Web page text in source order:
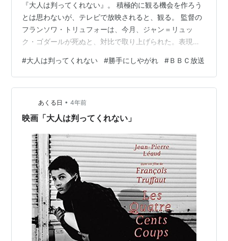
『大人は判ってくれない』。 積極的に観る機会を作ろう
とは思わないが、テレビで放映されると、観る。 監督の
フランソワ・トリュフォーは、今月、ジャン＝リュッ
ク・ゴダールが死ぬと、対比で取り上げられた。表現手
ゴダールの代表作は『勝手にしやがれ』。 これもテレビ
で観た。 どちらもモノクロ映画で、一九五九年の作品。
私には、斬新かどうか、よくわからなかった。 私は感性
が鈍いのか。時代が進み、もう新鮮ではなくなったの
か。 ただ、『大人は判ってくれない』で、授業をサボる
#大人は判ってくれない #勝手にしやがれ #ＢＢＣ放送
あくる日 • 4年前
映画「大人は判ってくれない」